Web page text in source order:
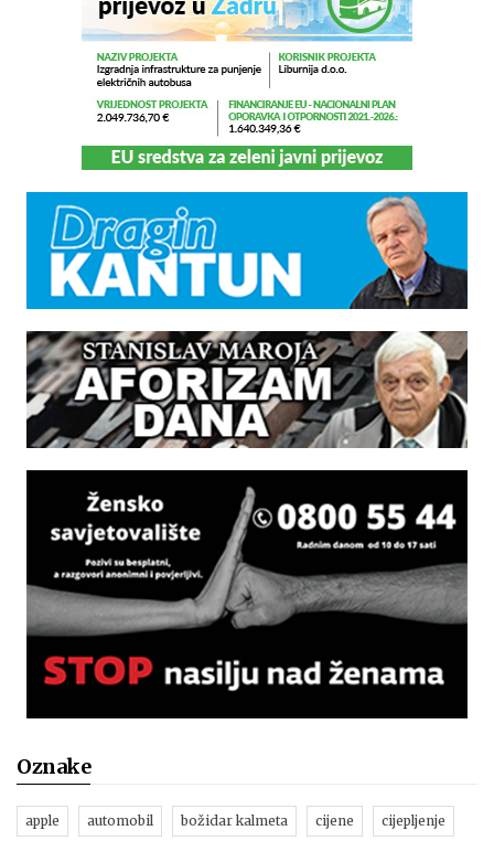
Oznake
apple automobil božidar kalmeta cijene cijepljenje